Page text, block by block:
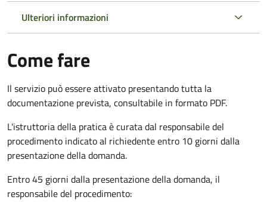
Ulteriori informazioni
Come fare
Il servizio può essere attivato presentando tutta la
documentazione prevista, consultabile in formato PDF.
L'istruttoria della pratica è curata dal responsabile del
procedimento indicato al richiedente entro 10 giorni dalla
presentazione della domanda.
Entro 45 giorni dalla presentazione della domanda, il
responsabile del procedimento: